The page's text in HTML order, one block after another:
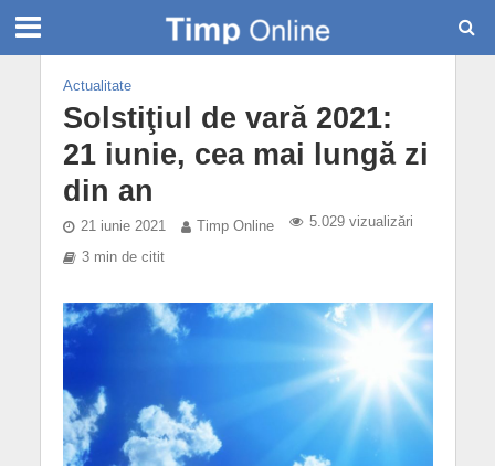
Actualitate
Solstiţiul de vară 2021:
21 iunie, cea mai lungă zi
din an
21 iunie 2021 Timp Online 5.029 vizualizări
3 min de citit